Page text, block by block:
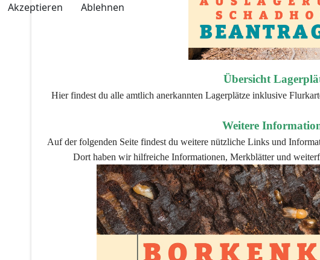
Übersicht
Hier findest du alle amtlich anerkannten Lagerplätze inklusive
Weitere
Auf der folgenden Seite findest du weitere nützliche Links und
Dort haben wir hilfreiche Informationen, Merkblätter und
Akzeptieren Ablehnen